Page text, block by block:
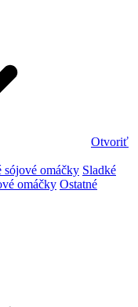
Otvoriť
sójové omáčky Sladké
omáčky Ostatné